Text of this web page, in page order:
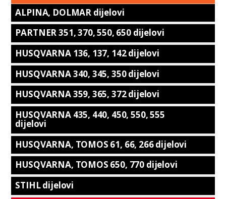
ALPINA, DOLMAR dijelovi
PARTNER 351, 370, 550, 650 dijelovi
HUSQVARNA 136, 137, 142 dijelovi
HUSQVARNA 340, 345, 350 dijelovi
HUSQVARNA 359, 365, 372 dijelovi
HUSQVARNA 435, 440, 450, 550, 555
dijelovi
HUSQVARNA, TOMOS 61, 66, 266 dijelovi
HUSQVARNA, TOMOS 650, 770 dijelovi
STIHL dijelovi